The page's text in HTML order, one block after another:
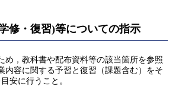
修・復習)等についての指示
め，教科書や配布資料等の該当箇所を参照
内容に関する予習と復習（課題含む）をそ
安に行うこと。